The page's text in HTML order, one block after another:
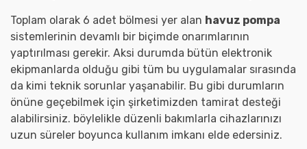
Toplam olarak 6 adet bölmesi yer alan havuz pompa
sistemlerinin devamlı bir biçimde onarımlarının
yaptırılması gerekir. Aksi durumda bütün elektronik
ekipmanlarda olduğu gibi tüm bu uygulamalar sırasında
da kimi teknik sorunlar yaşanabilir. Bu gibi durumların
önüne geçebilmek için şirketimizden tamirat desteği
alabilirsiniz. böylelikle düzenli bakımlarla cihazlarınızı
uzun süreler boyunca kullanım imkanı elde edersiniz.